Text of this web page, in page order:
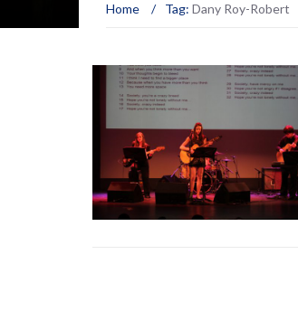
Home / Tag: Dany Roy-Robert